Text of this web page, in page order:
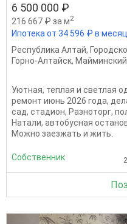
6 500 000 ₽
216 667 ₽ за м2
Ипотека от 34 596 ₽ в месяц
Республика Алтай,
Горно-Алтайск,
Уютная, теплая и светлая
ремонт июнь 2026 года,
сад, стадион, Разноторг,
Натали, автобусная
Можно заезжать и жить.
Собственник